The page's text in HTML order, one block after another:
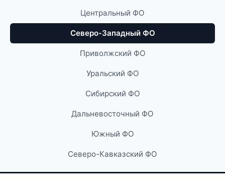
Центральный ФО
Северо-Западный ФО
Приволжский ФО
Уральский ФО
Сибирский ФО
Дальневосточный ФО
Южный ФО
Северо-Кавказский ФО